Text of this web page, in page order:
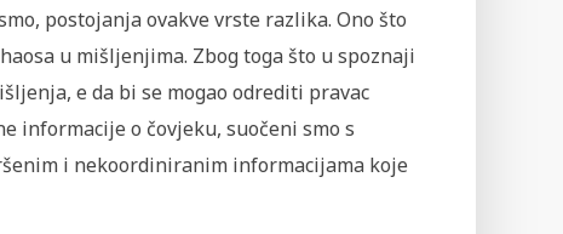
postojanja ovakve vrste razlika. Ono što
u mišljenjima. Zbog toga što u spoznaji
e da bi se mogao odrediti pravac
informacije o čovjeku, suočeni smo s
i nekoordiniranim informacijama koje